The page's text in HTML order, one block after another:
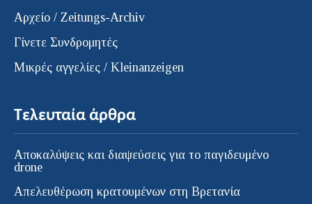
Αρχείο / Zeitungs-Archiv
Γίνετε Συνδρομητές
Μικρές αγγελίες / Kleinanzeigen
Τελευταία άρθρα
Αποκαλύψεις και διαψεύσεις για το παγιδευμένο
drone
Απελευθέρωση κρατουμένων στη Βρετανία